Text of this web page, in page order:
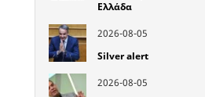
Ελλάδα
2026-08-05
Silver alert
2026-08-05